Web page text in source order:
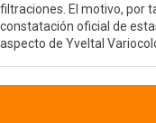
filtraciones. El motivo, por
constatación oficial de
aspecto de Yveltal